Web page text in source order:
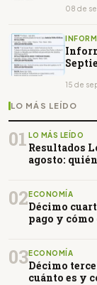
08 de
15 de
LO MÁS LEÍDO
01 LO MÁS LEÍDO
Resultados
agosto:
02ECONOMÍA
Décimo
pago y
03ECONOMÍA
Décimo
cuánto es y